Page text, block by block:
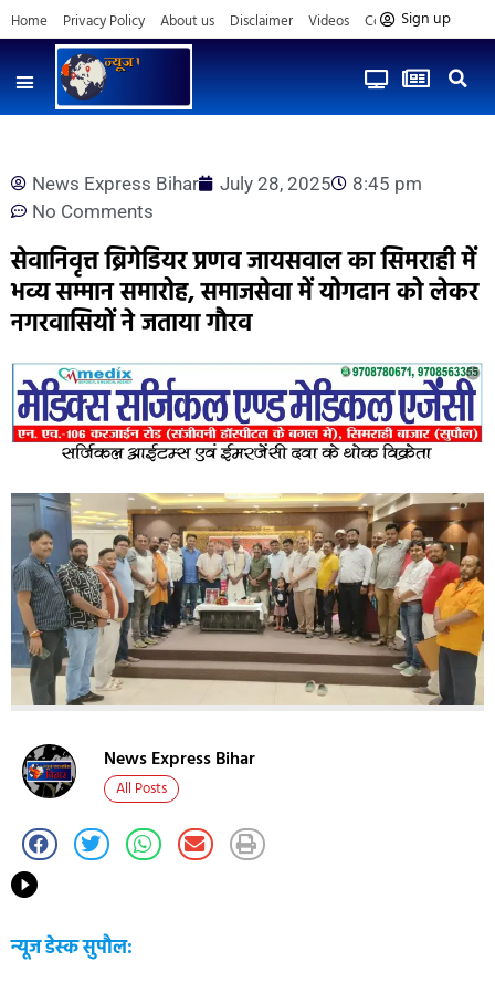
Home Privacy Policy About us Disclaimer Videos Contact us
Sign up
News Express Bihar July 28, 2025
8:45 pm
No Comments
सेवानिवृत्त ब्रिगेडियर प्रणव जायसवाल का सिमराही में
भव्य सम्मान समारोह, समाजसेवा में योगदान को लेकर
नगरवासियों ने जताया गौरव
News Express Bihar
All Posts
न्यूज डेस्क सुपौल: